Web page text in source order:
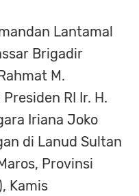
Lantamal
Brigadir
M.
RI Ir. H.
Iriana Joko
di Lanud Sultan
Provinsi
Kamis